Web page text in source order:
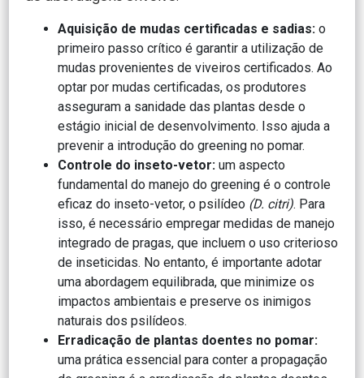
Aquisição de mudas certificadas e sadias:o
primeiro passo crítico é garantir a utilização de
mudas provenientes de viveiros certificados. Ao
optar por mudas certificadas, os produtores
asseguram a sanidade das plantas desde o
estágio inicial de desenvolvimento. Isso ajuda a
prevenir a introdução do greening no pomar.
Controle do inseto-vetor:um aspecto
fundamental do manejo do greening é o controle
eficaz do inseto-vetor, o psilídeo (D. citri). Para
isso, é necessário empregar medidas de manejo
integrado de pragas, que incluem o uso criterioso
de inseticidas. No entanto, é importante adotar
uma abordagem equilibrada, que minimize os
impactos ambientais e preserve os inimigos
naturais dos psilídeos.
Erradicação de plantas doentes no pomar:
uma prática essencial para conter a propagação